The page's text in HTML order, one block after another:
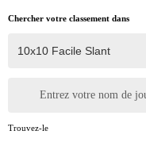
Chercher votre classement dans
Entrez votre nom de
Trouvez-le